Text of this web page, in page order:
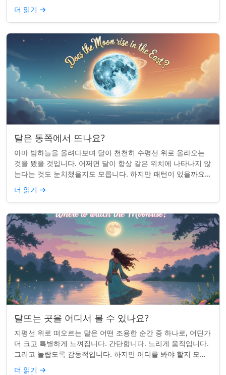
늘의 달 뜨는 시간을 알고...
더 읽기 →
달은 동쪽에서 뜨나요?
아마 밤하늘을 올려다보며 달이 천천히 수평선 위로 올라오는
것을 봤을 것입니다. 어쩌면 달이 항상 같은 위치에 나타나지 않
는다는 것도 눈치챘을지도 모릅니다. 하지만 패턴이 있을까요?
달은 정말 매번 동쪽에서 뜰까요?...
더 읽기 →
달뜨는 곳을 어디서 볼 수 있나요?
지평선 위로 떠오르는 달은 어떤 조용한 순간 중 하나로, 어딘가
더 크고 특별하게 느껴집니다. 간단합니다. 느리게 움직입니다.
그리고 놀랍도록 감동적입니다. 하지만 어디를 봐야 할지 모르
면 잡기 쉽지 않을 수 있습니...
더 읽기 →